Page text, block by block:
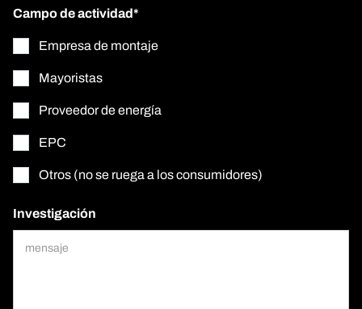
Campo de actividad*
Empresa de montaje
Mayoristas
Proveedor de energía
EPC
Otros (no se ruega a los consumidores)
Investigación